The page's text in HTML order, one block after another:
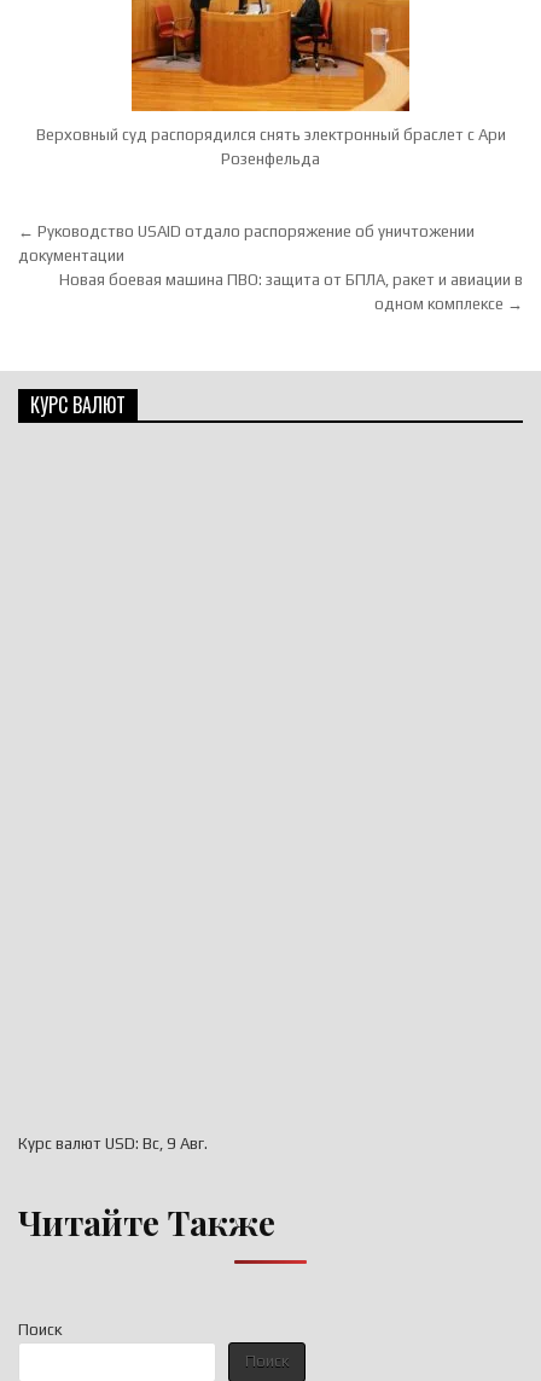
Верховный суд распорядился снять электронный браслет с Ари
Розенфельда
Навигация по записям
← Руководство USAID отдало распоряжение об уничтожении
документации
Новая боевая машина ПВО: защита от БПЛА, ракет и авиации в
одном комплексе →
Поиск
Поиск
КУРС ВАЛЮТ
Курс валют USD: Вс, 9 Авг.
Читайте Также